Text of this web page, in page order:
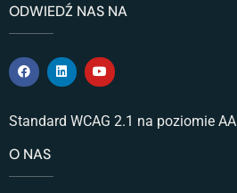
ODWIEDŹ NAS NA
Standard WCAG 2.1 na poziomie AA
O NAS